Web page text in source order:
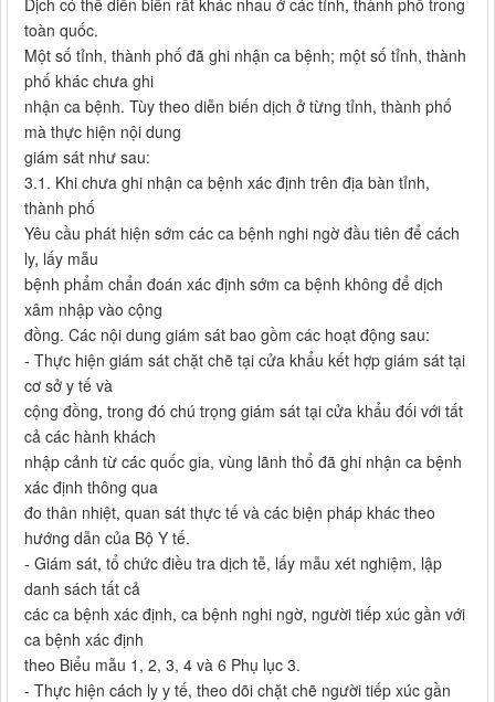
toàn quốc.
Một số tỉnh, thành phố đã ghi nhận ca bệnh; một số tỉnh, thành
phố khác chưa ghi
nhận ca bệnh. Tùy theo diễn biến dịch ở từng tỉnh, thành phố
mà thực hiện nội dung
giám sát như sau:
3.1. Khi chưa ghi nhận ca bệnh xác định trên địa bàn tỉnh,
thành phố
Yêu cầu phát hiện sớm các ca bệnh nghi ngờ đầu tiên để cách
ly, lấy mẫu
bệnh phẩm chẩn đoán xác định sớm ca bệnh không để dịch
xâm nhập vào cộng
đồng. Các nội dung giám sát bao gồm các hoạt động sau:
- Thực hiện giám sát chặt chẽ tại cửa khẩu kết hợp giám sát tại
cơ sở y tế và
cộng đồng, trong đó chú trọng giám sát tại cửa khẩu đối với tất
cả các hành khách
nhập cảnh từ các quốc gia, vùng lãnh thổ đã ghi nhận ca bệnh
xác định thông qua
đo thân nhiệt, quan sát thực tế và các biện pháp khác theo
hướng dẫn của Bộ Y tế.
- Giám sát, tổ chức điều tra dịch tễ, lấy mẫu xét nghiệm, lập
danh sách tất cả
các ca bệnh xác định, ca bệnh nghi ngờ, người tiếp xúc gần với
ca bệnh xác định
theo Biểu mẫu 1, 2, 3, 4 và 6 Phụ lục 3.
- Thực hiện cách ly y tế, theo dõi chặt chẽ người tiếp xúc gần